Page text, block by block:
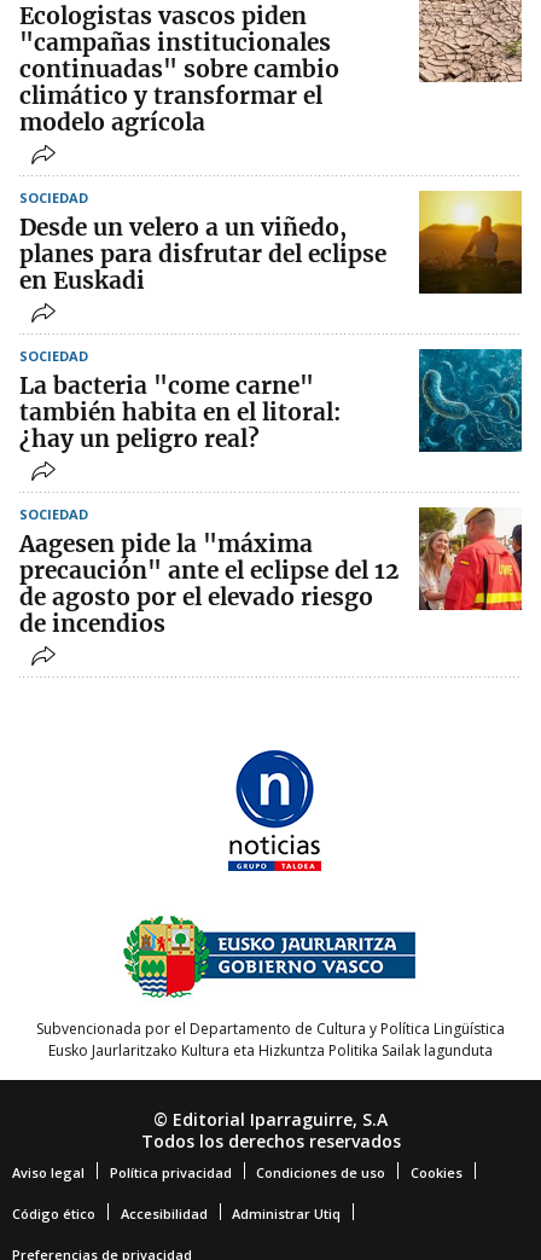
Ecologistas vascos piden
"campañas institucionales
continuadas" sobre cambio
climático y transformar el
modelo agrícola
SOCIEDAD
Desde un velero a un viñedo,
planes para disfrutar del eclipse
en Euskadi
SOCIEDAD
La bacteria "come carne"
también habita en el litoral:
¿hay un peligro real?
SOCIEDAD
Aagesen pide la "máxima
precaución" ante el eclipse del 12
de agosto por el elevado riesgo
de incendios
Subvencionada por el Departamento de Cultura y Política Lingüística
Eusko Jaurlaritzako Kultura eta Hizkuntza Politika Sailak lagunduta
© Editorial Iparraguirre, S.A
Todos los derechos reservados
Aviso legal Política privacidad Condiciones de uso Cookies
Código ético Accesibilidad Administrar Utiq
Preferencias de privacidad